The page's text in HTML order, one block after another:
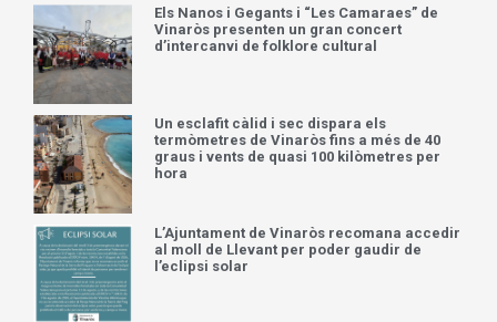
Els Nanos i Gegants i “Les Camaraes” de
Vinaròs presenten un gran concert
d’intercanvi de folklore cultural
Un esclafit càlid i sec dispara els
termòmetres de Vinaròs fins a més de 40
graus i vents de quasi 100 kilòmetres per
hora
L’Ajuntament de Vinaròs recomana accedir
al moll de Llevant per poder gaudir de
l’eclipsi solar